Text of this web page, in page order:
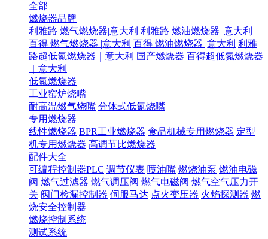
全部
燃烧器品牌
利雅路 燃气燃烧器|意大利 利雅路 燃油燃烧器 |意大利
百得 燃气燃烧器 |意大利 百得 燃油燃烧器 |意大利 利雅
路超低氮燃烧器｜意大利 国产燃烧器 百得超低氮燃烧器
｜意大利
低氮燃烧器
工业窑炉烧嘴
耐高温燃气烧嘴 分体式低氮烧嘴
专用燃烧器
线性燃烧器 BPR工业燃烧器 食品机械专用燃烧器 定型
机专用燃烧器 高调节比燃烧器
配件大全
可编程控制器PLC 调节仪表 喷油嘴 燃烧油泵 燃油电磁
阀 燃气过滤器 燃气调压阀 燃气电磁阀 燃气空气压力开
关 阀门检漏控制器 伺服马达 点火变压器 火焰探测器 燃
烧安全控制器
燃烧控制系统
测试系统